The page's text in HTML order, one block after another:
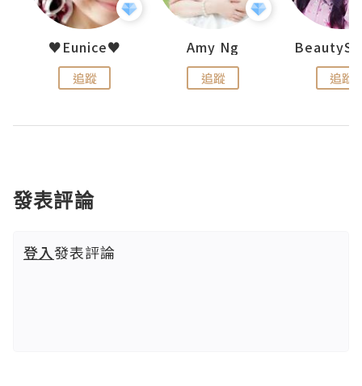
♥Eunice♥
追蹤
Amy Ng
追蹤 追蹤
發表評論
登入發表評論